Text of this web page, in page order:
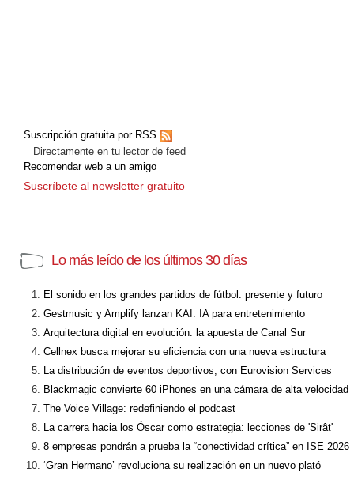
Suscripción gratuita por RSS
Directamente en tu lector de feed
Recomendar web a un amigo
Suscríbete al newsletter gratuito
Lo más leído de los últimos 30 días
El sonido en los grandes partidos de fútbol: presente y futuro
Gestmusic y Amplify lanzan KAI: IA para entretenimiento
Arquitectura digital en evolución: la apuesta de Canal Sur
Cellnex busca mejorar su eficiencia con una nueva estructura
La distribución de eventos deportivos, con Eurovision Services
Blackmagic convierte 60 iPhones en una cámara de alta velocidad
The Voice Village: redefiniendo el podcast
La carrera hacia los Óscar como estrategia: lecciones de 'Sirât'
8 empresas pondrán a prueba la “conectividad crítica” en ISE 2026
‘Gran Hermano’ revoluciona su realización en un nuevo plató